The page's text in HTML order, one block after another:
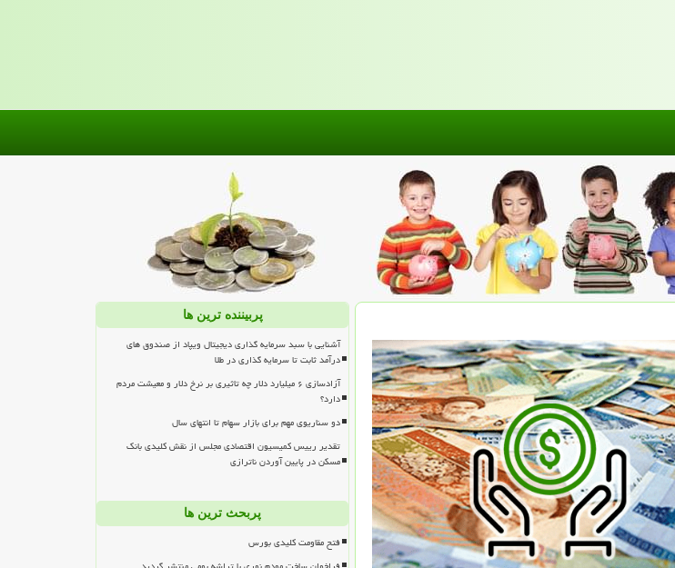
پربیننده ترین ها
آشنایی با سبد سرمایه گذاری دیجیتال ویپاد از صندوق های
درآمد ثابت تا سرمایه گذاری در طلا
آزادسازی ۶ میلیارد دلار چه تاثیری بر نرخ دلار و معیشت مردم
دارد؟
دو سناریوی مهم برای بازار سهام تا انتهای سال
تقدیر رییس کمیسیون اقتصادی مجلس از نقش کلیدی بانک
مسکن در پایین آوردن ناترازی
پربحث ترین ها
فتح مقاومت کلیدی بورس